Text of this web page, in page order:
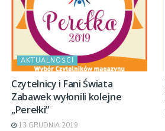
AKTUALNOŚCI
Czytelnicy i Fani Świata
Zabawek wyłonili kolejne
„Perełki”
13 GRUDNIA 2019